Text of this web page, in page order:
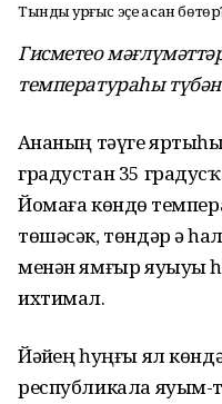
Тынды ҡурғыс эҫе ҡасан
Гисметео
температураһы
Аҙнаның тәүге
градустан 35
Йомаға көндөҙ
төшәсәк, төндәр ҙә
менән ямғыр яуыуы
ихтимал.
Йәйҙең һуңғы ял
республикала яуым-